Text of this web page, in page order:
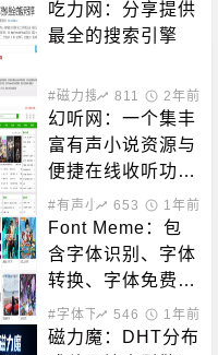
吃力网：分享提供
最全的搜索引擎
#磁力搜索 811 2年前
幻听网：一个集丰
富有声小说资源与
便捷在线收听功能
于一体的平台
#有声小说653 1年前
Font Meme：包
含字体识别、字体
转换、字体免费下
载的站点
#字体下载546 1年前
磁力魔：DHT分布